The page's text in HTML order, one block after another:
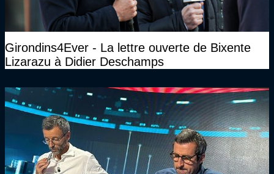
Girondins4Ever - La lettre ouverte de Bixente
Lizarazu à Didier Deschamps